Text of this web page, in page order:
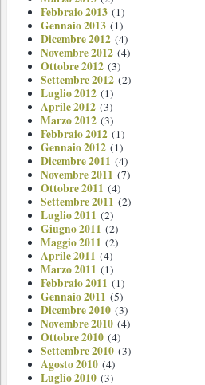
Febbraio 2013 (1)
Gennaio 2013 (1)
Dicembre 2012 (4)
Novembre 2012 (4)
Ottobre 2012 (3)
Settembre 2012 (2)
Luglio 2012 (1)
Aprile 2012 (3)
Marzo 2012 (3)
Febbraio 2012 (1)
Gennaio 2012 (1)
Dicembre 2011 (4)
Novembre 2011 (7)
Ottobre 2011 (4)
Settembre 2011 (2)
Luglio 2011 (2)
Giugno 2011 (2)
Maggio 2011 (2)
Aprile 2011 (4)
Marzo 2011 (1)
Febbraio 2011 (1)
Gennaio 2011 (5)
Dicembre 2010 (3)
Novembre 2010 (4)
Ottobre 2010 (4)
Settembre 2010 (3)
Agosto 2010 (4)
Luglio 2010 (3)